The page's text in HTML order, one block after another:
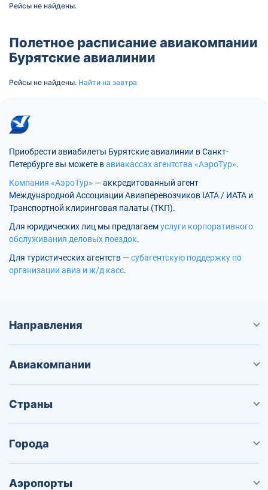
Рейсы не найдены.
Полетное расписание авиакомпании
Бурятские авиалинии
Рейсы не найдены. Найти на завтра
Приобрести авиабилеты Бурятские авиалинии в Санкт-
Петербурге вы можете вавиакассах агентства «АэроТур».
Компания «АэроТур» — аккредитованный агент
Международной Ассоциации Авиаперевозчиков IATA / ИАТА и
Транспортной клиринговая палаты (ТКП).
Для юридических лиц мы предлагаемуслуги корпоративного
обслуживания деловых поездок.
Для туристических агентств —субагентскую поддержку по
организации авиа и ж/д касс.
Направления
Авиакомпании
Страны
Города
Аэропорты